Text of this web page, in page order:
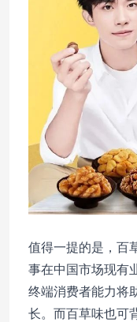
值得一提的是，百
事在中国市场现有
终端消费者能力将
长。而百草味也可